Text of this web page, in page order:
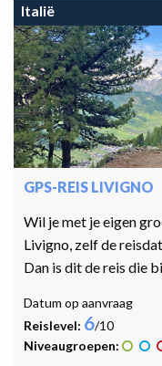
Italië
GPS-REIS LIVIGNO
Wil je met je eigen
Livigno, zelf de
Dan is dit de reis die
Datum op aanvraag
Reislevel: 6/10
Niveaugroepen: